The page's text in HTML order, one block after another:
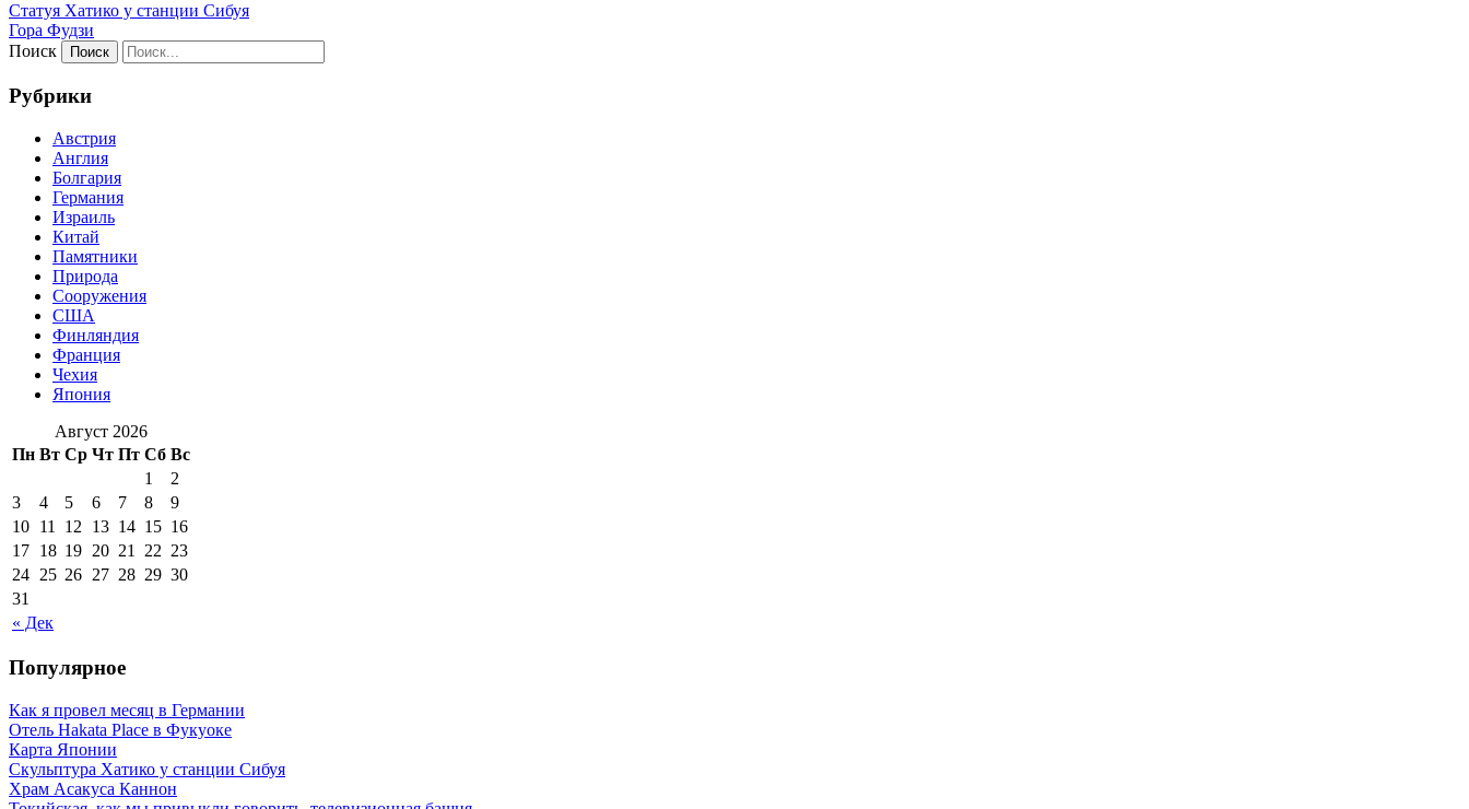
Статуя Хатико у станции Сибуя
Гора Фудзи
Поиск
Рубрики
Австрия
Англия
Болгария
Германия
Израиль
Китай
Памятники
Природа
Сооружения
США
Финляндия
Франция
Чехия
Япония
Август 2026
Пн Вт Ср Чт Пт Сб Вс
« Дек
1
2
3
4 5 6 7 8
9
10 11 12 13 14 15 16
17 18 19 20 21 22 23
24 25 26 27 28 29 30
31
Популярное
Как я провел месяц в Германии
Отель Hakata Place в Фукуоке
Карта Японии
Скульптура Хатико у станции Сибуя
Храм Асакуса Каннон